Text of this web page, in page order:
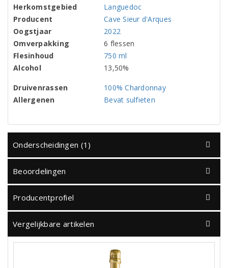
Herkomstgebied
Languedoc
Producent
Cave Sieur d'Arques
Oogstjaar
2022
Omverpakking
6 flessen
Flesinhoud
750 ml
Alcohol
13,50%
Druivenrassen
100% Chardonnay
Allergenen
Bevat sulfieten
Onderscheidingen (1)
Beoordelingen
Producentprofiel
Vergelijkbare artikelen